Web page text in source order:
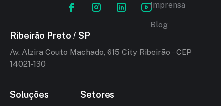
Ribeirão Preto / SP
Av. Alzira Couto Machado, 615 City Ribeirão – CEP
14021-130
Soluções Setores
Imprensa
Blog